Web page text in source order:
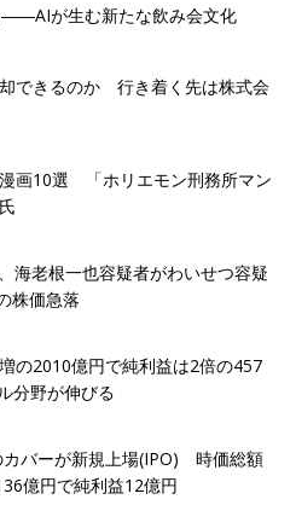
――AIが生む新たな飲み会文化
できるのか 行き着く先は株式会
画10選 「ホリエモン刑務所マン
海老根一也容疑者がわいせつ容疑
株価急落
の2010億円で純利益は2倍の457
野が伸びる
バーが新規上場(IPO) 時価総額
億円で純利益12億円